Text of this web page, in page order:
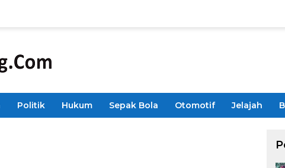
Politik Hukum Sepak Bola Otomotif Jelajah